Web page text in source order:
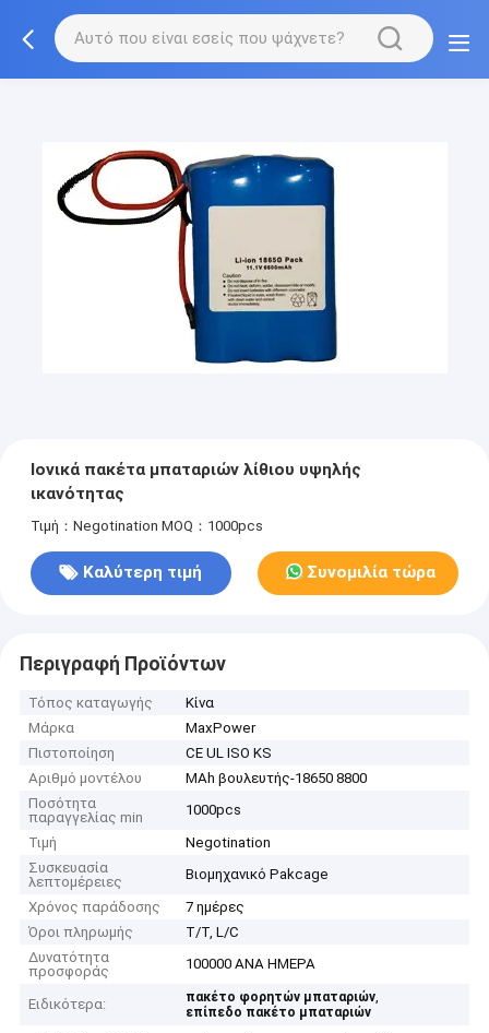
Ιονικά πακέτα μπαταριών λίθιου υψηλής
ικανότητας
Τιμή：Negotination MOQ：1000pcs
Καλύτερη τιμή Συνομιλία τώρα
Περιγραφή Προϊόντων
Τόπος καταγωγής
Κίνα
Μάρκα
MaxPower
Πιστοποίηση
CE UL ISO KS
Αριθμό μοντέλου
MAh βουλευτής-18650 8800
Ποσότητα
παραγγελίας min
1000pcs
Τιμή
Negotination
Συσκευασία
λεπτομέρειες
Βιομηχανικό Pakcage
Χρόνος παράδοσης
7 ημέρες
Όροι πληρωμής
T/T, L/C
Δυνατότητα
προσφοράς
100000 ΑΝΑ ΗΜΕΡΑ
Ειδικότερα: πακέτο φορητών μπαταριών,
επίπεδο πακέτο μπαταριών